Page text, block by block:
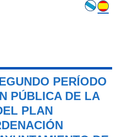
PERÍODO
PÚBLICA DE LA
PLAN